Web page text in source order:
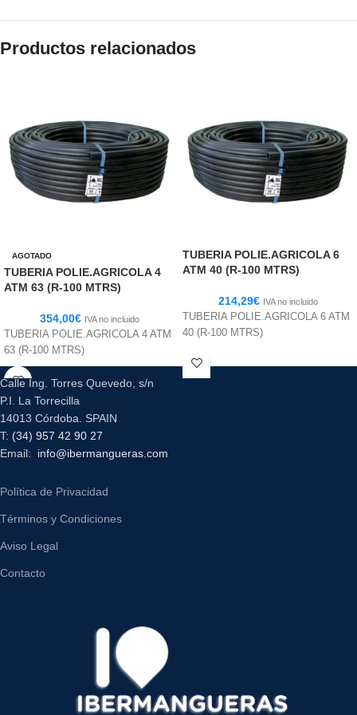
Productos relacionados
AGOTADO
TUBERIA POLIE.AGRICOLA 4
ATM 63 (R-100 MTRS)
354,00€ IVA no incluido
TUBERIA POLIE.AGRICOLA 4 ATM
63 (R-100 MTRS)
TUBERIA POLIE.AGRICOLA 6
ATM 40 (R-100 MTRS)
214,29€ IVA no incluido
TUBERIA POLIE.AGRICOLA 6 ATM
40 (R-100 MTRS)
Calle Ing. Torres Quevedo, s/n
P.I. La Torrecilla
14013 Córdoba. SPAIN
T: (34) 957 42 90 27
Email: info@ibermangueras.com
Política de Privacidad
Términos y Condiciones
Aviso Legal
Contacto